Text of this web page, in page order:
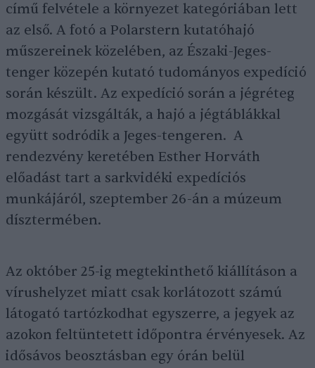
című felvétele a környezet kategóriában lett
az első. A fotó a Polarstern kutatóhajó
műszereinek közelében, az Északi-Jeges-
tenger közepén kutató tudományos expedíció
során készült. Az expedíció során a jégréteg
mozgását vizsgálták, a hajó a jégtáblákkal
együtt sodródik a Jeges-tengeren. A
rendezvény keretében Esther Horváth
előadást tart a sarkvidéki expedíciós
munkájáról, szeptember 26-án a múzeum
dísztermében.
Az október 25-ig megtekinthető kiállításon a
vírushelyzet miatt csak korlátozott számú
látogató tartózkodhat egyszerre, a jegyek az
azokon feltüntetett időpontra érvényesek. Az
idősávos beosztásban egy órán belül